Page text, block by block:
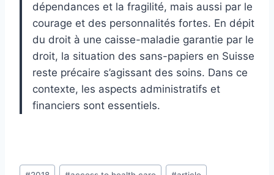
dépendances et la fragilité, mais aussi par le
courage et des personnalités fortes. En dépit
du droit à une caisse-maladie garantie par le
droit, la situation des sans-papiers en Suisse
reste précaire s’agissant des soins. Dans ce
contexte, les aspects administratifs et
financiers sont essentiels.
Post